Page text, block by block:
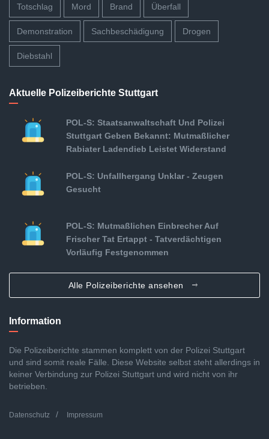
Totschlag Mord Brand Überfall
Demonstration Sachbeschädigung Drogen
Diebstahl
Aktuelle Polizeiberichte Stuttgart
POL-S: Staatsanwaltschaft Und Polizei
Stuttgart Geben Bekannt: Mutmaßlicher
Rabiater Ladendieb Leistet Widerstand
POL-S: Unfallhergang Unklar - Zeugen
Gesucht
POL-S: Mutmaßlichen Einbrecher Auf
Frischer Tat Ertappt - Tatverdächtigen
Vorläufig Festgenommen
Alle Polizeiberichte ansehen
Information
Die Polizeiberichte stammen komplett von der Polizei Stuttgart
und sind somit reale Fälle. Diese Website selbst steht allerdings in
keiner Verbindung zur Polizei Stuttgart und wird nicht von ihr
betrieben.
Datenschutz Impressum